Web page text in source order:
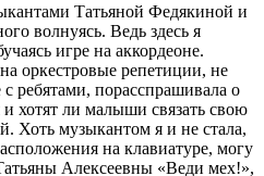
Татьяной Федякиной и
волнуясь. Ведь здесь я
игре на аккордеоне.
оркестровые репетиции, не
ребятами, порасспрашивала о
и хотят ли малыши связать свою
Хоть музыкантом я и не стала,
на клавиатуре, могу
Алексеевны «Веди мех!»,